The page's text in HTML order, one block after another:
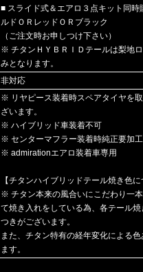
■ スライド式＆エアロ３点キット同時
ルドＯＲレッドＯＲブラック
（ご注文時お申しつけ下さい）
※ チタンＨＹＢＲＩＤテールは梨地
みとなります。
非対応
※ リヤピース装着時スペアタイヤを
ざいます。
※ ハイブリッド車装着不可
※ センターマフラー装着時純正要加工
※ admirationエアロ装着車専用
【チタンハイブリッドテール焼き色に
※ チタン本来の風合いにこだわり一
て焼き入れをしている為、各テール焼
つきがございます。
また、チタン特有の経年変化による
ます。